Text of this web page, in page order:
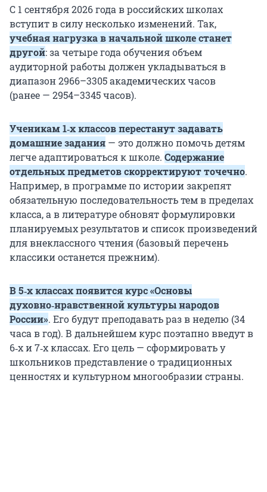
С 1 сентября 2026 года в российских школах
вступит в силу несколько изменений. Так,
учебная нагрузка в начальной школе станет
другой: за четыре года обучения объем
аудиторной работы должен укладываться в
диапазон 2966–3305 академических часов
(ранее — 2954–3345 часов).
Ученикам 1‑х классов перестанут задавать
домашние задания — это должно помочь детям
легче адаптироваться к школе. Содержание
отдельных предметов скорректируют точечно.
Например, в программе по истории закрепят
обязательную последовательность тем в пределах
класса, а в литературе обновят формулировки
планируемых результатов и список произведений
для внеклассного чтения (базовый перечень
классики останется прежним).
В 5‑х классах появится курс «Основы
духовно‑нравственной культуры народов
России». Его будут преподавать раз в неделю (34
часа в год). В дальнейшем курс поэтапно введут в
6‑х и 7‑х классах. Его цель — сформировать у
школьников представление о традиционных
ценностях и культурном многообразии страны.